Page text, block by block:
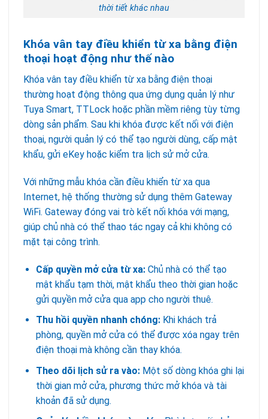
thời tiết khác nhau
Khóa vân tay điều khiển từ xa bằng điện
thoại hoạt động như thế nào
Khóa vân tay điều khiển từ xa bằng điện thoại
thường hoạt động thông qua ứng dụng quản lý như
Tuya Smart, TTLock hoặc phần mềm riêng tùy từng
dòng sản phẩm. Sau khi khóa được kết nối với điện
thoại, người quản lý có thể tạo người dùng, cấp mật
khẩu, gửi eKey hoặc kiểm tra lịch sử mở cửa.
Với những mẫu khóa cần điều khiển từ xa qua
Internet, hệ thống thường sử dụng thêm Gateway
WiFi. Gateway đóng vai trò kết nối khóa với mạng,
giúp chủ nhà có thể thao tác ngay cả khi không có
mặt tại công trình.
Cấp quyền mở cửa từ xa:Chủ nhà có thể tạo
mật khẩu tạm thời, mật khẩu theo thời gian hoặc
gửi quyền mở cửa qua app cho người thuê.
Thu hồi quyền nhanh chóng:Khi khách trả
phòng, quyền mở cửa có thể được xóa ngay trên
điện thoại mà không cần thay khóa.
Theo dõi lịch sử ra vào:Một số dòng khóa ghi lại
thời gian mở cửa, phương thức mở khóa và tài
khoản đã sử dụng.